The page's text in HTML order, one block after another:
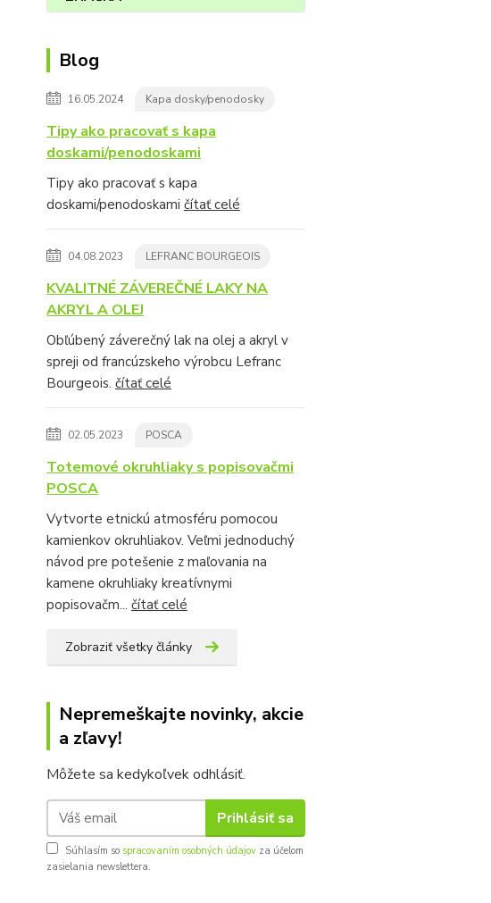
Blog
16.05.2024 Kapa dosky/penodosky
Tipy ako pracovať s kapa
doskami/penodoskami
Tipy ako pracovať s kapa
doskami/penodoskami čítať celé
04.08.2023 LEFRANC BOURGEOIS
KVALITNÉ ZÁVEREČNÉ LAKY NA
AKRYL A OLEJ
Obľúbený záverečný lak na olej a akryl v
spreji od francúzskeho výrobcu Lefranc
Bourgeois. čítať celé
02.05.2023 POSCA
Totemové okruhliaky s popisovačmi
POSCA
Vytvorte etnickú atmosféru pomocou
kamienkov okruhliakov. Veľmi jednoduchý
návod pre potešenie z maľovania na
kamene okruhliaky kreatívnymi
popisovačm... čítať celé
Zobraziť všetky články
Nepremeškajte novinky, akcie
a zľavy!
Môžete sa kedykoľvek odhlásiť.
Prihlásiť sa
Súhlasím so spracovaním osobných údajov za účelom
zasielania newslettera.